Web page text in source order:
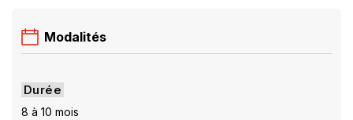
Modalités
Durée
8 à 10 mois